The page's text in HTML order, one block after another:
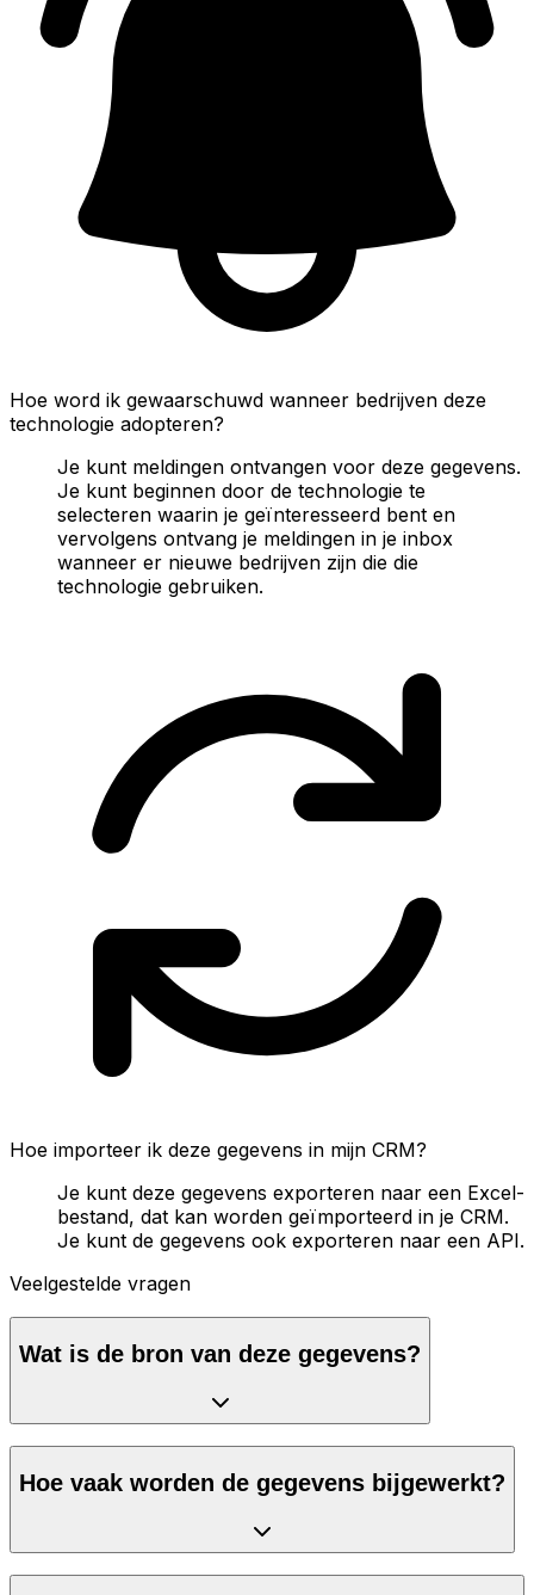
Hoe word ik gewaarschuwd wanneer bedrijven deze
technologie adopteren?
Je kunt meldingen ontvangen voor deze gegevens.
Je kunt beginnen door de technologie te
selecteren waarin je geïnteresseerd bent en
vervolgens ontvang je meldingen in je inbox
wanneer er nieuwe bedrijven zijn die die
technologie gebruiken.
Hoe importeer ik deze gegevens in mijn CRM?
Je kunt deze gegevens exporteren naar een Excel-
bestand, dat kan worden geïmporteerd in je CRM.
Je kunt de gegevens ook exporteren naar een API.
Veelgestelde vragen
Wat is de bron van deze gegevens?
Hoe vaak worden de gegevens bijgewerkt?